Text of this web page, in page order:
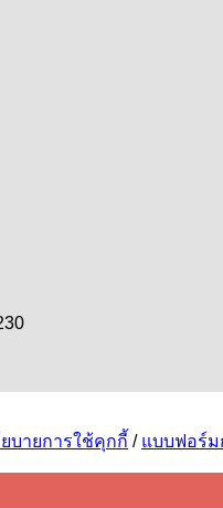
บายการใช้คุกกี้ / แบบฟอร์ม